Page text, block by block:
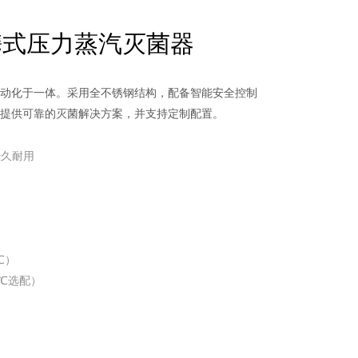
压力蒸汽灭菌器
化于一体。采用全不锈钢结构，配备智能安全控制
供可靠的灭菌解决方案，并支持定制配置。
耐用
选配）